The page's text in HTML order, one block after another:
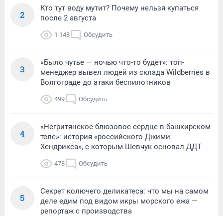
2
Кто тут воду мутит? Почему нельзя купаться
после 2 августа
1 148 Обсудить
3
«Было чутье — ночью что-то будет»: топ-
менеджер вывел людей из склада Wildberries в
Волгограде до атаки беспилотников
499 Обсудить
4
«Негритянское блюзовое сердце в башкирском
теле»: история «российского Джими
Хендрикса», с которым Шевчук основал ДДТ
478 Обсудить
5
Секрет колючего деликатеса: что мы на самом
деле едим под видом икры морского ежа —
репортаж с производства